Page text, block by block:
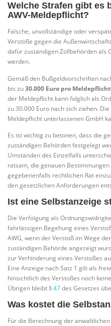
Welche Strafen gibt es
AWV-Meldepflicht?
Falsche, unvollständige oder
Verstöße gegen die
dafür zuständigen Zollbehörden als
werden.
Gemäß den Bußgeldvorschriften
bis zu30.000 Euro pro
der Meldepflicht kann folglich als
zu 30.000 Euro nach sich ziehen.
Meldepflicht unterlassenen GmbH
Es ist wichtig zu betonen, dass die
zuständigen Behörden festgelegt
Umständen des Einzelfalls
ratsam, die genauen
gegebenenfalls rechtlichen Rat
den gesetzlichen Anforderungen
Ist eine Selbstanzeige
Die Verfolgung als
fahrlässigen Begehung eines
AWG, wenn der Verstoß im Wege
zuständigen Behörde angezeigt
zur Verhinderung eines Verstoßes
Eine Anzeige nach Satz 1 gilt als
hinsichtlich des Verstoßes noch
Übrigen bleibt §47des Gesetzes
Was kostet die
Für die Berechnung der